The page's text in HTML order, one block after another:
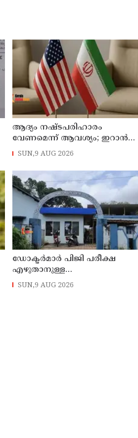
ആദ്യം നഷ്ടപരിഹാരം
വേണമെന്ന് ആവശ്യം; ഇറാന്‍
യുഎസ് നയതന്ത്ര നീക്കങ്ങളില്‍
SUN,9 AUG 2026
ഡോക്ടര്‍മാര്‍ പിജി പരീക്ഷ
എഴുതാനുള്ള
മുന്നൊരുക്കത്തില്‍;
കാസര്‍കോട് പാണത്തൂര്‍
SUN,9 AUG 2026